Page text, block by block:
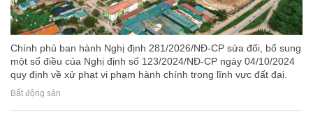
Chính phủ ban hành Nghị định 281/2026/NĐ-CP sửa đổi, bổ sung
một số điều của Nghị định số 123/2024/NĐ-CP ngày 04/10/2024
quy định về xử phạt vi phạm hành chính trong lĩnh vực đất đai.
Bất động sản